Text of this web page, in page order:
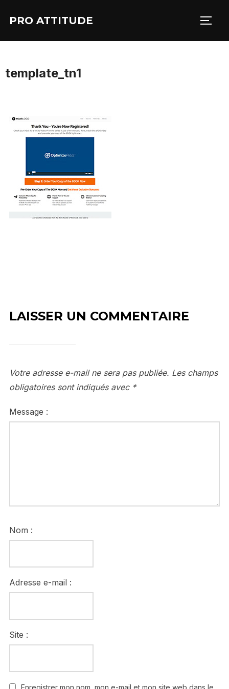
PRO ATTITUDE
template_tn1
LAISSER UN COMMENTAIRE
Votre adresse e-mail ne sera pas publiée. Les champs
obligatoires sont indiqués avec *
Message :
Nom :
Adresse e-mail :
Site :
Enregistrer mon nom, mon e-mail et mon site web dans le